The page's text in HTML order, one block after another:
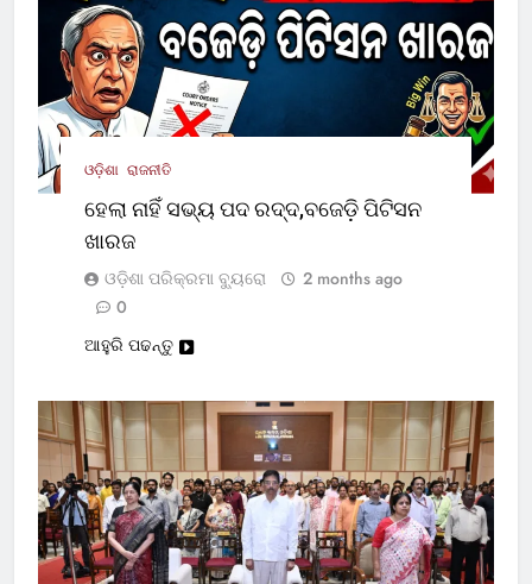
ଓଡ଼ିଶା ରାଜନୀତି
ହେଲା ନାହିଁ ସଭ୍ୟ ପଦ ରଦ୍ଦ,ବଜେଡ଼ି ପିଟିସନ
ଖାରଜ
ଓଡ଼ିଶା ପରିକ୍ରମା ବ୍ୟୁରୋ
2 months ago
0
ଆହୁରି ପଢନ୍ତୁ